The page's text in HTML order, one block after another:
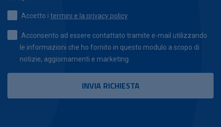
Accetto i termini e la privacy policy
Acconsento ad essere contattato tramite e-mail utilizzando
le informazioni che ho fornito in questo modulo a scopo di
notizie, aggiornamenti e marketing.